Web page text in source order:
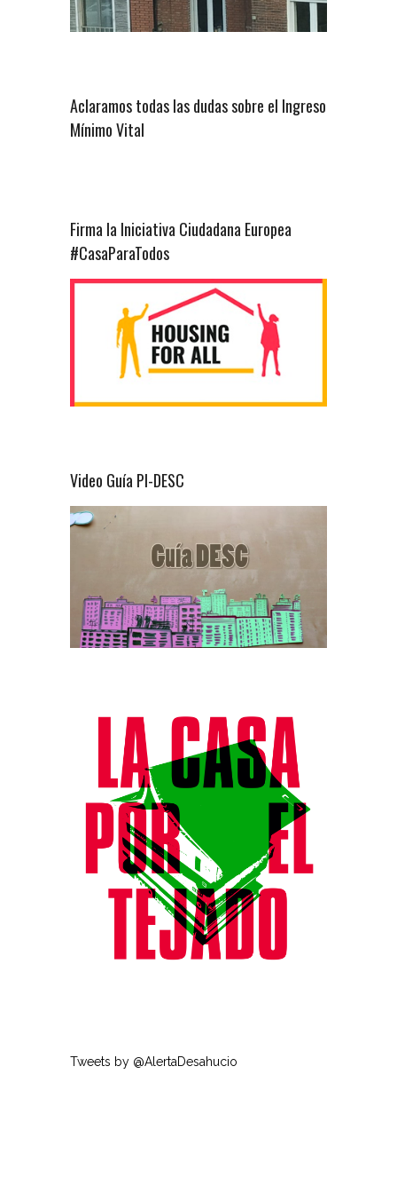
Aclaramos todas las dudas sobre el Ingreso
Mínimo Vital
Firma la Iniciativa Ciudadana Europea
#CasaParaTodos
Video Guía PI-DESC
Tweets by @AlertaDesahucio